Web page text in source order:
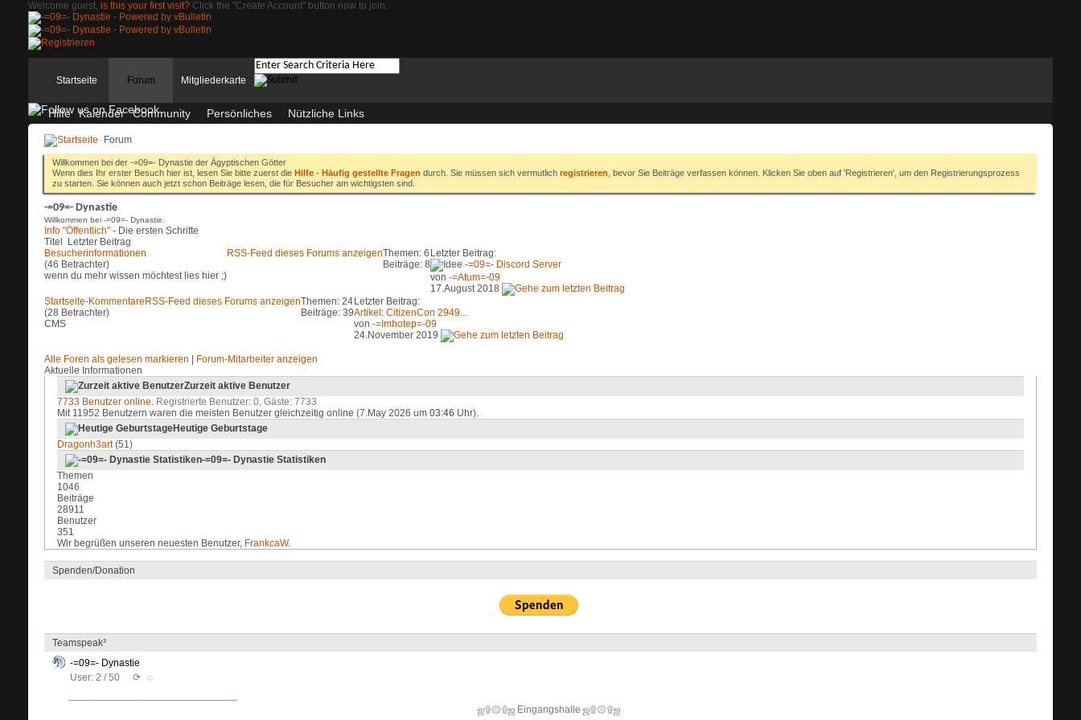
Welcome guest, is this your first visit? Click the "Create Account" button now to join.
Startseite Forum
Hilfe Kalender Community Persönliches Nützliche Links
Mitgliederkarte
Forum
Willkommen bei der -=09=- Dynastie der Ägyptischen Götter
Wenn dies Ihr erster Besuch hier ist, lesen Sie bitte zuerst die Hilfe - Häufig gestellte Fragen durch. Sie müssen sich vermutlich registrieren , bevor Sie Beiträge verfassen können. Klicken Sie oben auf 'Registrieren', um den Registrierungsprozess
zu starten. Sie können auch jetzt schon Beiträge lesen, die für Besucher am wichtigsten sind.
-=09=- Dynastie
Willkommen bei -=09=- Dynastie.
Info "Öffentlich" - Die ersten Schritte
Titel
Letzter Beitrag
Besucherinformationen
(46 Betrachter)
wenn du mehr wissen möchtest lies hier ;)
RSS-Feed dieses Forums anzeigenThemen: 6
Beiträge: 8
Letzter Beitrag:
-=09=- Discord Server
von -=Atum=-09
17.August 2018
Startseite-Kommentare
(28 Betrachter)
CMS
RSS-Feed dieses Forums anzeigenThemen: 24
Beiträge: 39
Letzter Beitrag:
Artikel: CitizenCon 2949...
von -=Imhotep=-09
24.November 2019
Alle Foren als gelesen markieren
Forum-Mitarbeiter anzeigen
Aktuelle Informationen
Zurzeit aktive Benutzer
7733 Benutzer online. Registrierte Benutzer: 0, Gäste: 7733
Mit 11952 Benutzern waren die meisten Benutzer gleichzeitig online (7.May 2026 um 03:46 Uhr).
Heutige Geburtstage
Dragonh3art(51)
-=09=- Dynastie Statistiken
Themen
1046
Beiträge
28911
Benutzer
351
Wir begrüßen unseren neuesten Benutzer, FrankcaW.
Spenden/Donation
Teamspeak³
-=09=- Dynastie
User: 2 / 50
⟳ ◌
ஜ۩۞۩ஜ Eingangshalle ஜ۩۞۩ஜ